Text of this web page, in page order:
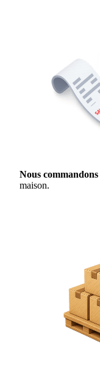
Nous commandons
maison.